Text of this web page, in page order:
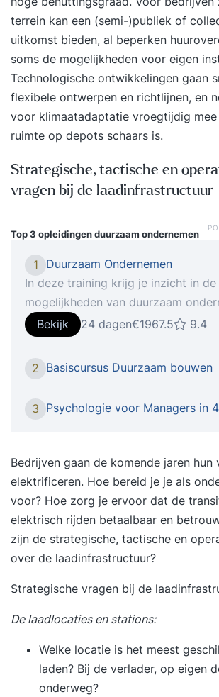
terrein kan een (semi-)publiek of
uitkomst bieden, al beperken
soms de mogelijkheden voor eigen
Technologische ontwikkelingen gaan
flexibele ontwerpen en richtlijnen, en
voor klimaatadaptatie vroegtijdig
ruimte op depots schaars is.
Strategische, tactische en
vragen bij de laadinfrastructuur
Top 3 opleidingenduurzaam ondernemen
1
Duurzaam Ondernemen
In deze training krijg je inzicht in de
mogelijkheden van duurzaam
brengt in kaart hoe de drie P’s van
en profit zich op dit moment
hoe duurzaam ondernemen in je
van duurzaam ondernemen. Je
hoe de drie P’s van people, planet
op dit moment verhouden binnen je
Je brengt alle kennis en inzichten
praktijk door het schrijven van een
waarin je aangeeft hoe duurzaam
toegepast. Deze training is
professionals die willen weten welke
duurzaam ondernemen biedt, en
praktische wijze invulling aan
binnen hun organisatie. - Je weet wat
Bekijk 24 dagen€1967.5 9.4
2 Basiscursus Duurzaam bouwen
3 Psychologie voor Managers in
Bedrijven gaan de komende jaren hun
elektrificeren. Hoe bereid je je als
voor? Hoe zorg je ervoor dat de
elektrisch rijden betaalbaar en
zijn de strategische, tactische en
over de laadinfrastructuur?
Strategische vragen bij de
De laadlocaties en stations:
Welke locatie is het meest
laden? Bij de verlader, op eigen
onderweg?